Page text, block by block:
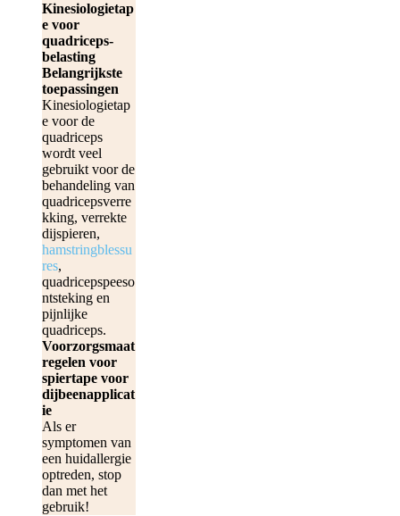
Kinesiologietap
e voor
quadriceps-
belasting
Belangrijkste
toepassingen
Kinesiologietap
e voor de
quadriceps
wordt veel
gebruikt voor de
behandeling van
quadricepsverre
kking, verrekte
dijspieren,
hamstringblessu
res,
quadricepspeeso
ntsteking en
pijnlijke
quadriceps.
Voorzorgsmaat
regelen voor
spiertape voor
dijbeenapplicat
ie
Als er
symptomen van
een huidallergie
optreden, stop
dan met het
gebruik!